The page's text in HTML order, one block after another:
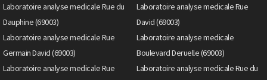
Laboratoire analyse medicale Rue du
Dauphine (69003)
Laboratoire analyse medicale Rue
David (69003)
Laboratoire analyse medicale Rue
Germain David (69003)
Laboratoire analyse medicale
Boulevard Deruelle (69003)
Laboratoire analyse medicale Rue
Laboratoire analyse medicale Rue du